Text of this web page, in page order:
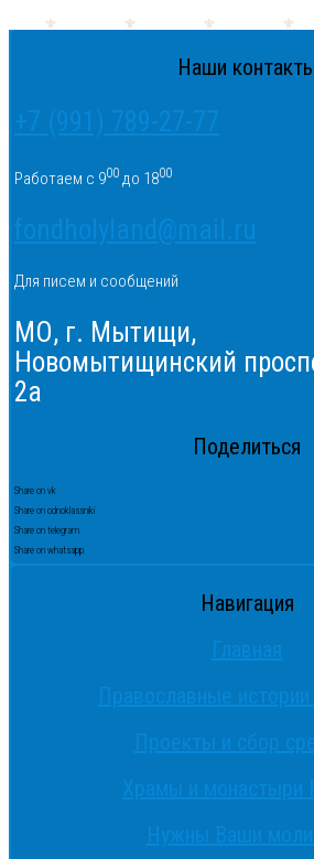
Наши
+7 (991) 789-27-77
Работаем с 900 до 1800
fondholyland@mail.ru
Для писем и сообщений
МО, г. Мытищи,
Новомытищинский
2а
Поделиться
Share on vk
Share on odnoklassniki
Share on telegram
Share on whatsapp
Навигация
Главная
Православные
Проекты и сбор
Храмы и монастыри
Нужны Ваши